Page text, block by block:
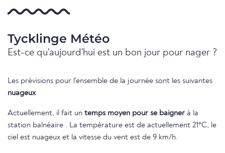
Tycklinge Météo
Est-ce qu'aujourd'hui est un bon jour pour nager ?
Les prévisions pour l'ensemble de la journée sont les suivantes
nuageux
Actuellement, il fait un temps moyen pour se baigner à la
station balnéaire . La température est de actuellement 21°C, le
ciel est nuageux et la vitesse du vent est de 9 km/h.